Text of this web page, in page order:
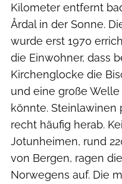
Kilometer entfernt
Årdal in der Sonne.
wurde erst 1970
die Einwohner, dass
Kirchenglocke die
und eine große
könnte. Steinlawinen
recht häufig herab.
Jotunheimen, rund
von Bergen, ragen
Norwegens auf. Die